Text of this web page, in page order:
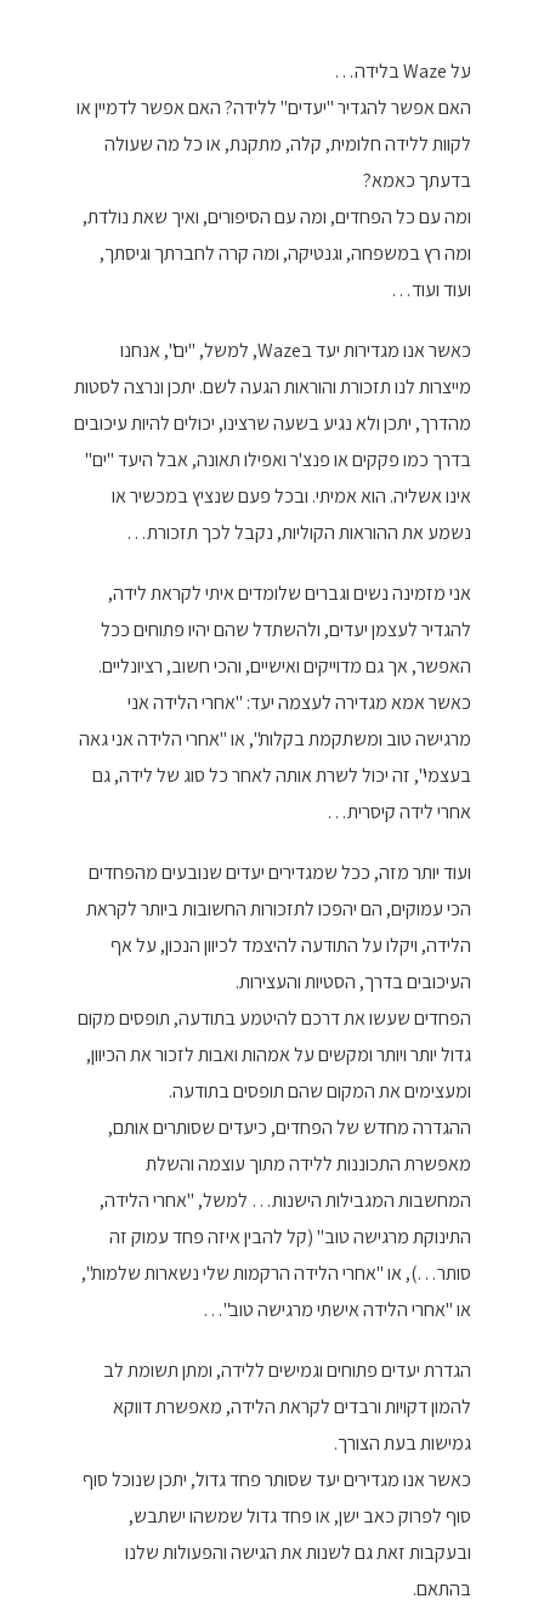
על Waze בלידה…
האם אפשר להגדיר "יעדים" ללידה? האם אפשר לדמיין או
לקוות ללידה חלומית, קלה, מתקנת, או כל מה שעולה
בדעתך כאמא?
ומה עם כל הפחדים, ומה עם הסיפורים, ואיך שאת נולדת,
ומה רץ במשפחה, וגנטיקה, ומה קרה לחברתך וגיסתך,
ועוד ועוד…
כאשר אנו מגדירות יעד בWaze, למשל, "ים", אנחנו
מייצרות לנו תזכורת והוראות הגעה לשם. יתכן ונרצה לסטות
מהדרך, יתכן ולא נגיע בשעה שרצינו, יכולים להיות עיכובים
בדרך כמו פקקים או פנצ'ר ואפילו תאונה, אבל היעד "ים"
אינו אשליה. הוא אמיתי. ובכל פעם שנציץ במכשיר או
נשמע את ההוראות הקוליות, נקבל לכך תזכורת…
אני מזמינה נשים וגברים שלומדים איתי לקראת לידה,
להגדיר לעצמן יעדים, ולהשתדל שהם יהיו פתוחים ככל
האפשר, אך גם מדוייקים ואישיים, והכי חשוב, רציונליים.
כאשר אמא מגדירה לעצמה יעד: "אחרי הלידה אני
מרגישה טוב ומשתקמת בקלות", או "אחרי הלידה אני גאה
בעצמי", זה יכול לשרת אותה לאחר כל סוג של לידה, גם
אחרי לידה קיסרית…
ועוד יותר מזה, ככל שמגדירים יעדים שנובעים מהפחדים
הכי עמוקים, הם יהפכו לתזכורות החשובות ביותר לקראת
הלידה, ויקלו על התודעה להיצמד לכיוון הנכון, על אף
העיכובים בדרך, הסטיות והעצירות.
הפחדים שעשו את דרכם להיטמע בתודעה, תופסים מקום
גדול יותר ויותר ומקשים על אמהות ואבות לזכור את הכיוון,
ומעצימים את המקום שהם תופסים בתודעה.
ההגדרה מחדש של הפחדים, כיעדים שסותרים אותם,
מאפשרת התכוננות ללידה מתוך עוצמה והשלת
המחשבות המגבילות הישנות… למשל, "אחרי הלידה,
התינוקת מרגישה טוב" (קל להבין איזה פחד עמוק זה
סותר…), או "אחרי הלידה הרקמות שלי נשארות שלמות",
או "אחרי הלידה אישתי מרגישה טוב"…
הגדרת יעדים פתוחים וגמישים ללידה, ומתן תשומת לב
להמון דקויות ורבדים לקראת הלידה, מאפשרת דווקא
גמישות בעת הצורך.
כאשר אנו מגדירים יעד שסותר פחד גדול, יתכן שנוכל סוף
סוף לפרוק כאב ישן, או פחד גדול שמשהו ישתבש,
ובעקבות זאת גם לשנות את הגישה והפעולות שלנו
בהתאם.